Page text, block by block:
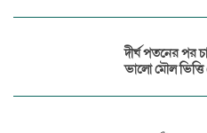
দীর্ঘ পতনের পর
ভালো মৌল ভিত্তি